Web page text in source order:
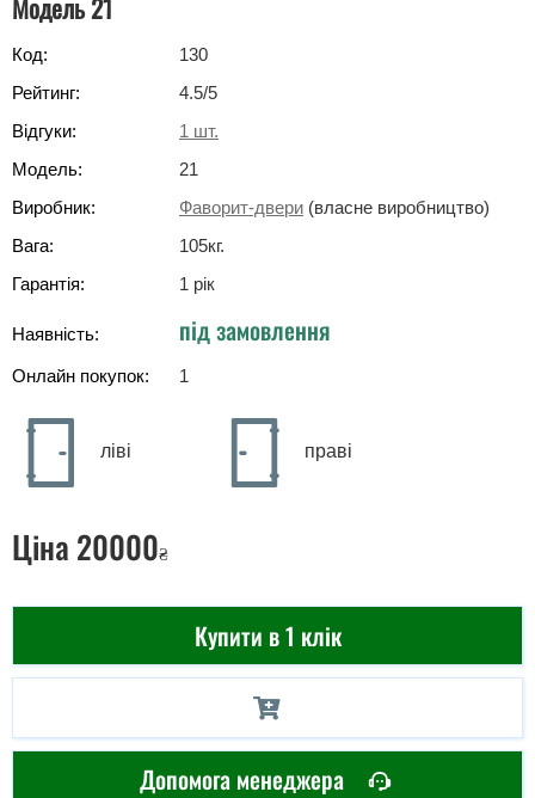
Модель 21
Код:
130
Рейтинг:
4.5/5
Відгуки:
1 шт.
Модель:
21
Виробник:
Фаворит-двери (власне виробництво)
Вага:
105кг.
Гарантія:
1 рік
Наявність: під замовлення
Онлайн покупок: 1
ліві праві
Ціна 20000₴
Купити в 1 клік
Допомога менеджера